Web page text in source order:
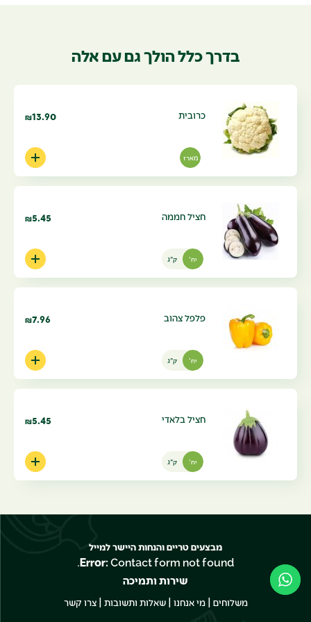
בדרך כלל הולך גם עם אלה
כרובית ₪13.90
מארז
חציל חממה ₪5.45
יח' ק"ג
פלפל צהוב ₪7.96
יח' ק"ג
חציל בלאדי ₪5.45
יח' ק"ג
מבצעים טריים והנחות היישר למייל
Error:Contact form not found.
שירות ותמיכה
משלוחים |מי אנחנו |שאלות ותשובות |צרו קשר